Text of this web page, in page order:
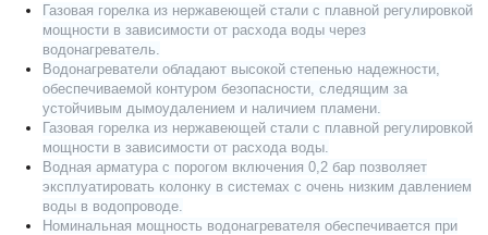
Газовая горелка из нержавеющей стали с плавной регулировкой
мощности в зависимости от расхода воды через
водонагреватель.
Водонагреватели обладают высокой степенью надежности,
обеспечиваемой контуром безопасности, следящим за
устойчивым дымоудалением и наличием пламени.
Газовая горелка из нержавеющей стали с плавной регулировкой
мощности в зависимости от расхода воды.
Водная арматура с порогом включения 0,2 бар позволяет
эксплуатировать колонку в системах с очень низким давлением
воды в водопроводе.
Номинальная мощность водонагревателя обеспечивается при